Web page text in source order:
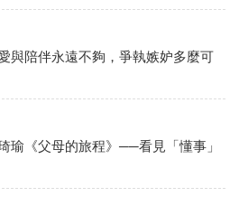
與陪伴永遠不夠，爭執嫉妒多麼可
瑜《父母的旅程》──看見「懂事」